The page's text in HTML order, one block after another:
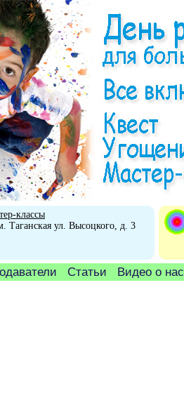
классы
Таганская ул. Высоцкого, д. 3
Статьи Видео о нас